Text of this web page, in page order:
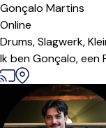
Gonçalo Martins
Online
Drums,Slagwerk,
Ik ben Gonçalo, een